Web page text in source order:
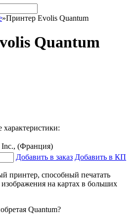
»Принтер Evolis Quantum
Quantum
Inc., (Франция)
Добавить в заказ Добавить в КП
принтер, способный печатать
на картах в больших
Quantum?